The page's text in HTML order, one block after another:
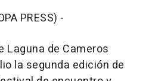
PRESS) -
Laguna de Cameros
la segunda edición de